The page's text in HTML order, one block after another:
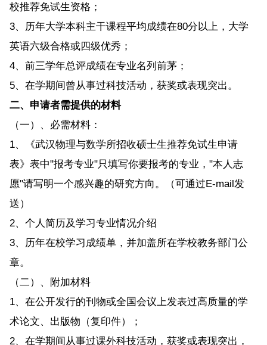
校推荐免试生资格；
3、历年大学本科主干课程平均成绩在80分以上，大学
英语六级合格或四级优秀；
4、前三学年总评成绩在专业名列前茅；
5、在学期间曾从事过科技活动，获奖或表现突出。
二、申请者需提供的材料
（一）、必需材料：
1、《武汉物理与数学所招收硕士生推荐免试生申请
表》表中"报考专业"只填写你要报考的专业，"本人志
愿"请写明一个感兴趣的研究方向。（可通过E-mail发
送）
2、个人简历及学习专业情况介绍
3、历年在校学习成绩单，并加盖所在学校教务部门公
章。
（二）、附加材料
1、在公开发行的刊物或全国会议上发表过高质量的学
术论文、出版物（复印件）；
2、在学期间从事过课外科技活动，获奖或表现突出，